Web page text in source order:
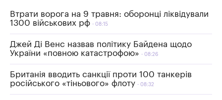
Втрати ворога на 9 травня: оборонці ліквідували
1300 військових рф
08:15
Джей Ді Венс назвав політику Байдена щодо
України «повною катастрофою»
08:26
Британія вводить санкції проти 100 танкерів
російського «тіньового» флоту
08:32